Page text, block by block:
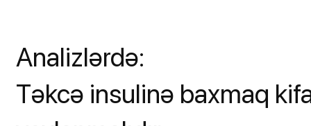
Analizlərdə:
Təkcə insulinə baxmaq